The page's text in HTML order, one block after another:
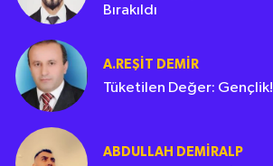
Bırakıldı
A.REŞIT DEMIR
Tüketilen Değer: Gençlik!
ABDULLAH DEMIRALP